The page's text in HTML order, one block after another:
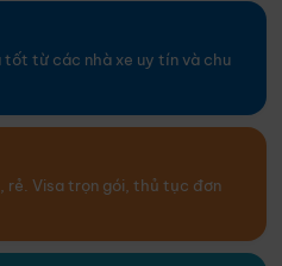
tốt từ các nhà xe uy tín và chu
rẻ. Visa trọn gói, thủ tục đơn